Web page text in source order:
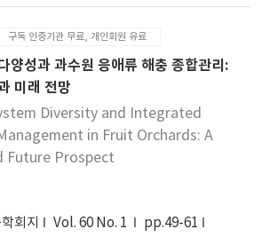
예측하는 데 널리 이용되고 있다. 더불
해충의 대량포획, 유살 또는 교미교란
접적으로 방제에 응용된다. 본 종설은
관련된 곤충 생리 및 이를 이용한 해충관
한다.
구독 인증기관 무료, 개인회원 유료
양성과 과수원 응애류 해충 종합관리:
미래 전망
Diversity and Integrated
in Fruit Orchards: A
Future Prospect
회지 Vol. 60 No. 1
pp.49-61